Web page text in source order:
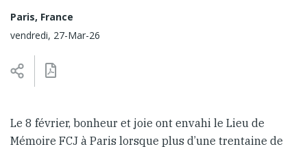
Paris, France
vendredi, 27-Mar-26
Le 8 février, bonheur et joie ont envahi le Lieu de
Mémoire FCJ à Paris lorsque plus d’une trentaine de